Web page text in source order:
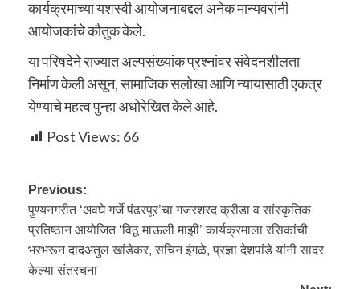
कार्यक्रमाच्या यशस्वी आयोजनाबद्दल अनेक मान्यवरांनी
आयोजकांचे कौतुक केले.
या परिषदेने राज्यात अल्पसंख्यांक प्रश्नांवर संवेदनशीलता
निर्माण केली असून, सामाजिक सलोखा आणि न्यायासाठी एकत्र
येण्याचे महत्व पुन्हा अधोरेखित केले आहे.
Post Views: 66
Previous:
पुण्यनगरीत ‌‘अवघे गर्जे पंढरपूर‌’चा गजरशरद क्रीडा व सांस्कृतिक
प्रतिष्ठान आयोजित ‌‘विठू माऊली माझी‌’ कार्यक्रमाला रसिकांची
भरभरून दादअतुल खांडेकर, सचिन इंगळे, प्रज्ञा देशपांडे यांनी सादर
केल्या संतरचना